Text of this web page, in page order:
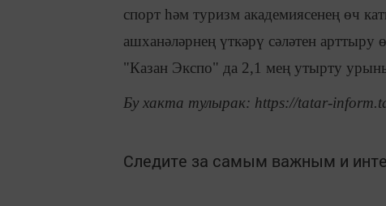
спорт һәм туризм академиясенең өч
ашханәләрнең үткәрү сәләтен
"Казан Экспо" да 2,1 мең утырту
Бу хакта тулырак: https://tatar-
Следите за самым важным и